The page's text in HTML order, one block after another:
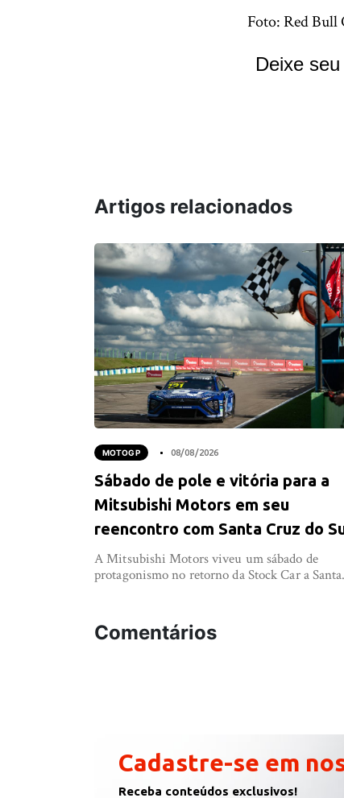
Foto: Red Bull
Deixe
Artigos relacionados
MOTOGP 08/08/2026
Sábado de pole e vitória para a
Mitsubishi Motors em seu
reencontro com Santa Cruz do
A Mitsubishi Motors viveu um sábado de
protagonismo no retorno da Stock Car a
Comentários
Cadastre-se em
Receba conteúdos exclusivos!